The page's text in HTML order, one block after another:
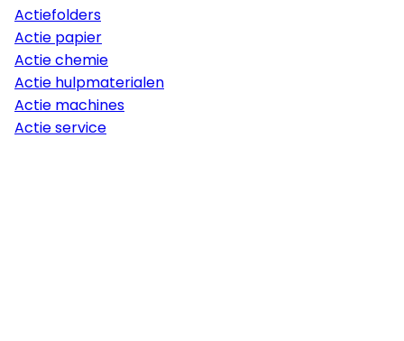
Actiefolders
Actie papier
Actie chemie
Actie hulpmaterialen
Actie machines
Actie service